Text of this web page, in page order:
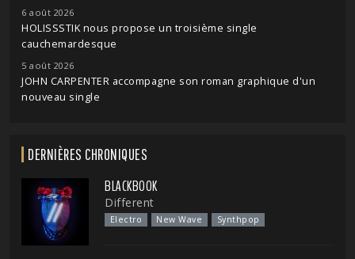
6 août 2026
HOLISSSTIK nous propose un troisième single
cauchemardesque
5 août 2026
JOHN CARPENTER accompagne son roman graphique d'un
nouveau single
DERNIÈRES CHRONIQUES
BLACKBOOK
Different
Electro New Wave Synthpop